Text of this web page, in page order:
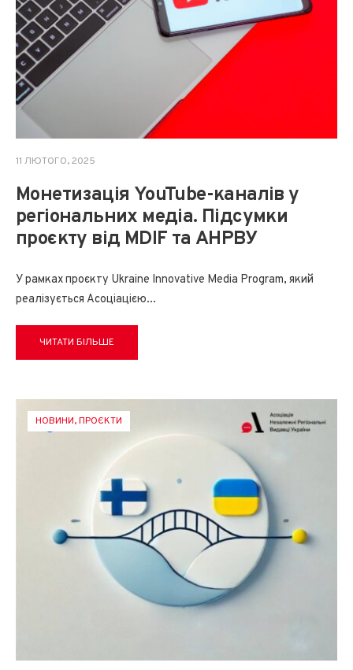
11 ЛЮТОГО, 2025
Монетизація YouTube-каналів у
регіональних медіа. Підсумки
проєкту від MDIF та АНРВУ
У рамках проєкту Ukraine Innovative Media Program, який
реалізується Асоціацією...
ЧИТАТИ БІЛЬШЕ
НОВИНИ,ПРОЄКТИ